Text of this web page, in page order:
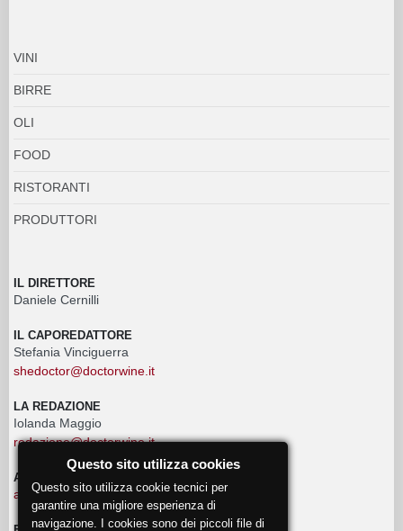
VINI
BIRRE
OLI
FOOD
RISTORANTI
PRODUTTORI
IL DIRETTORE
Daniele Cernilli
IL CAPOREDATTORE
Stefania Vinciguerra
shedoctor@doctorwine.it
LA REDAZIONE
Iolanda Maggio
redazione@doctorwine.it
ADVERTISING
advertising@doctorwine.it
Questo sito utilizza cookies
Questo sito utilizza cookie tecnici per
garantire una migliore esperienza di
navigazione. I cookies sono dei piccoli file di